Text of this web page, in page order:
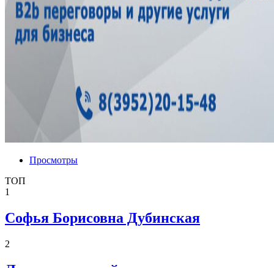
Просмотры
ТОП
1
Софья Борисовна Дубинская
2